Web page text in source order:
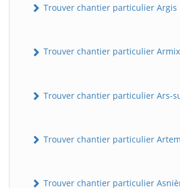
Trouver chantier particulier Argis
Trouver chantier particulier Armix
Trouver chantier particulier Ars-
Trouver chantier particulier
Trouver chantier particulier